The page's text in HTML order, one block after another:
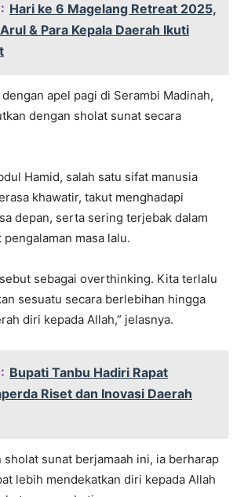
Hari ke 6 Magelang Retreat 2025,
& Para Kepala Daerah Ikuti
apel pagi di Serambi Madinah,
dengan sholat sunat secara
Hamid, salah satu sifat manusia
khawatir, takut menghadapi
depan, serta sering terjebak dalam
masa lalu.
sebagai overthinking. Kita terlalu
sesuatu secara berlebihan hingga
diri kepada Allah,” jelasnya.
Bupati Tanbu Hadiri Rapat
Riset dan Inovasi Daerah
sholat sunat berjamaah ini, ia berharap
lebih mendekatkan diri kepada Allah